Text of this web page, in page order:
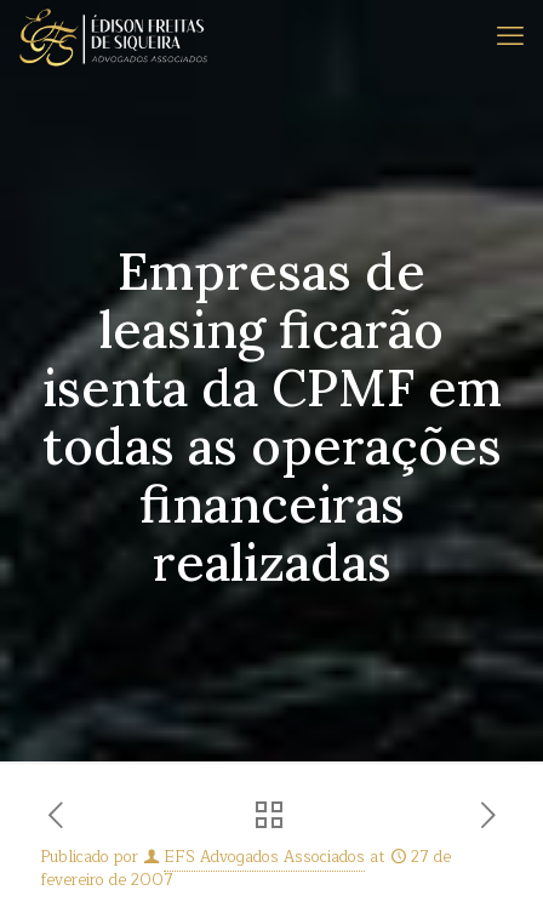
Empresas de
leasing ficarão
isenta da CPMF em
todas as operações
financeiras
realizadas
Publicado por EFS Advogados Associados at
27 de
fevereiro de 2007